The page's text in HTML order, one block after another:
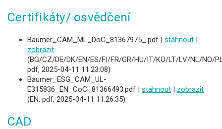
Certifikáty/ osvědčení
Baumer_CAM_ML_DoC_81367975_.pdf | stáhnout |
zobrazit
(BG/CZ/DE/DK/EN/ES/FI/FR/GR/HU/IT/KO/LT/LV/NL/NO/
pdf, 2025-04-11 11:23:08)
Baumer_ESG_CAM_UL-
E315836_EN_CoC_81366493.pdf | stáhnout | zobrazit
(EN, pdf, 2025-04-11 11:26:35)
CAD